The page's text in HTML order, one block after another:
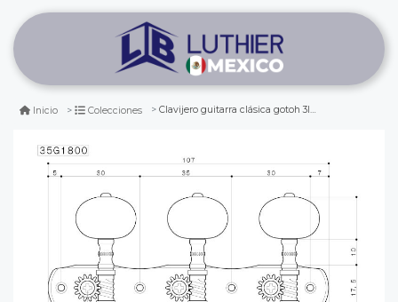
Inicio Colecciones Clavijero guitarra clásica gotoh 3l+3r gold 35g1800-bb bronce sólido